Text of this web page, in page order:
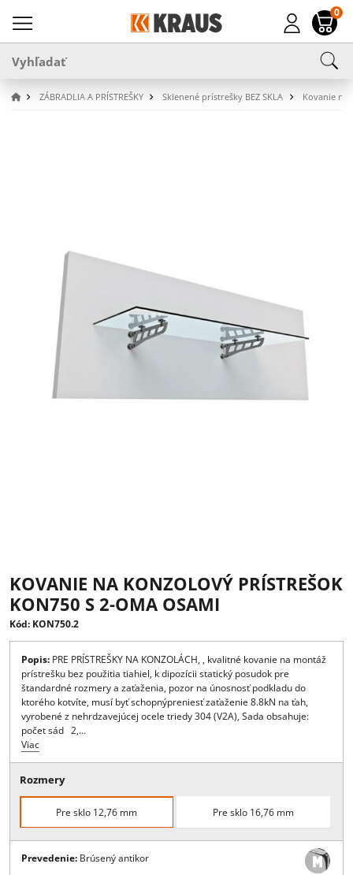
0
ZÁBRADLIA A PRÍSTREŠKY Sklenené prístrešky BEZ SKLA Kovanie na
KOVANIE NA KONZOLOVÝ
KON750 S 2-OMA OSAMI
Kód: KON750.2
Popis: PRE PRÍSTREŠKY NA KONZOLÁCH, , kvalitné kovanie na
prístrešku bez použitia tiahiel, k dipozícii statický posudok pre
štandardné rozmery a zaťaženia, pozor na únosnosť podkladu do
ktorého kotvíte, musí byť schopnýpreniesť zaťaženie 8.8kN na ťah,
vyrobené z nehrdzavejúcej ocele triedy 304 (V2A), Sada obsahuje:
počet sád 2,…
Viac
Rozmery